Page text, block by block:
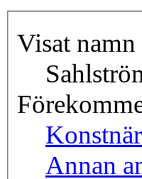
Visat namn
Annan